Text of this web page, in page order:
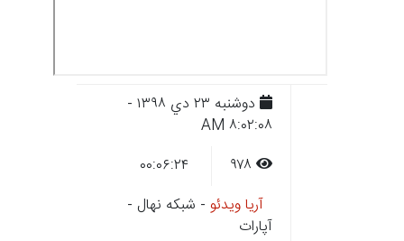
دوشنبه ۲۳ دي ۱۳۹۸ -
۸:۰۲:۰۸ AM
آریا ویدئو - شبکه نهال -
آپارات